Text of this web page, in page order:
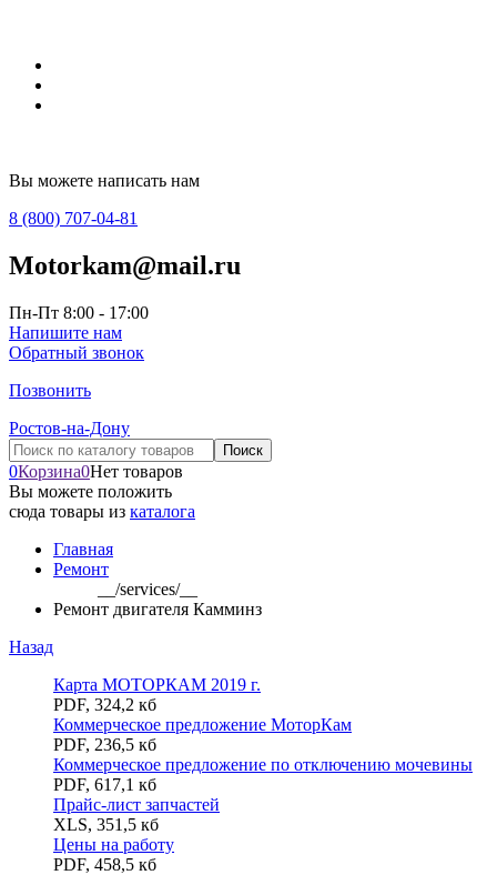
Вы можете написать нам
8 (800) 707-04-81
Motorkam@mail.ru
Пн-Пт 8:00 - 17:00
Напишите нам
Обратный звонок
Позвонить
Ростов-на-Дону
0Корзина0Нет товаров
Вы можете положить
сюда товары из каталога
Главная
Ремонт
__/services/__
Ремонт двигателя Камминз
Назад
Карта МОТОРКАМ 2019 г.
PDF, 324,2 кб
Коммерческое предложение МоторКам
PDF, 236,5 кб
Коммерческое предложение по отключению мочевины
PDF, 617,1 кб
Прайс-лист запчастей
XLS, 351,5 кб
Цены на работу
PDF, 458,5 кб